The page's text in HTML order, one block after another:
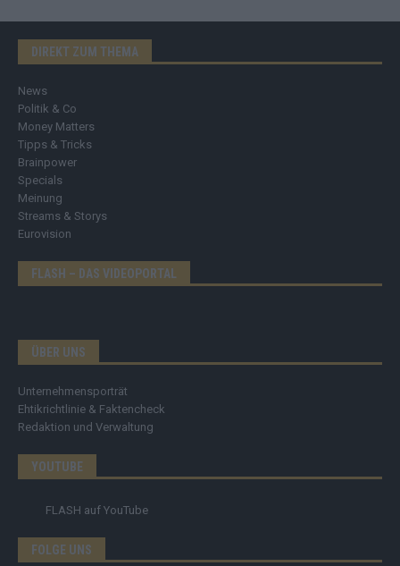
DIREKT ZUM THEMA
News
Politik & Co
Money Matters
Tipps & Tricks
Brainpower
Specials
Meinung
Streams & Storys
Eurovision
FLASH – DAS VIDEOPORTAL
ÜBER UNS
Unternehmensporträt
Ehtikrichtlinie & Faktencheck
Redaktion und Verwaltung
YOUTUBE
FLASH auf YouTube
FOLGE UNS